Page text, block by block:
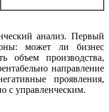
анализ. Первый
может ли бизнес
объем производства,
направление
проявления,
с управленческим.